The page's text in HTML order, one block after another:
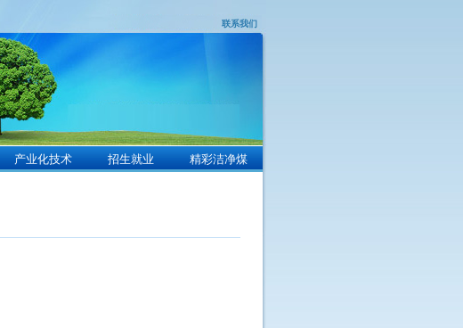
联系我们
产业化技术 招生就业 精彩洁净煤